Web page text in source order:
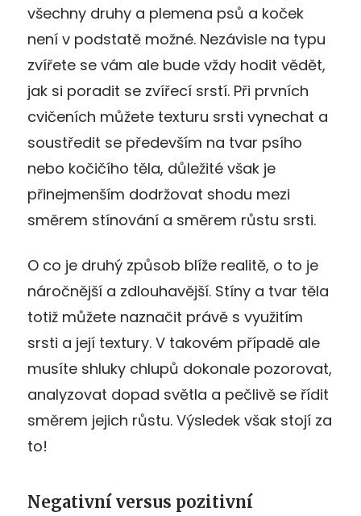
všechny druhy a plemena psů a koček
není v podstatě možné. Nezávisle na typu
zvířete se vám ale bude vždy hodit vědět,
jak si poradit se zvířecí srstí. Při prvních
cvičeních můžete texturu srsti vynechat a
soustředit se především na tvar psího
nebo kočičího těla, důležité však je
přinejmenším dodržovat shodu mezi
směrem stínování a směrem růstu srsti.
O co je druhý způsob blíže realitě, o to je
náročnější a zdlouhavější. Stíny a tvar těla
totiž můžete naznačit právě s využitím
srsti a její textury. V takovém případě ale
musíte shluky chlupů dokonale pozorovat,
analyzovat dopad světla a pečlivě se řídit
směrem jejich růstu. Výsledek však stojí za
to!
Negativní versus pozitivní